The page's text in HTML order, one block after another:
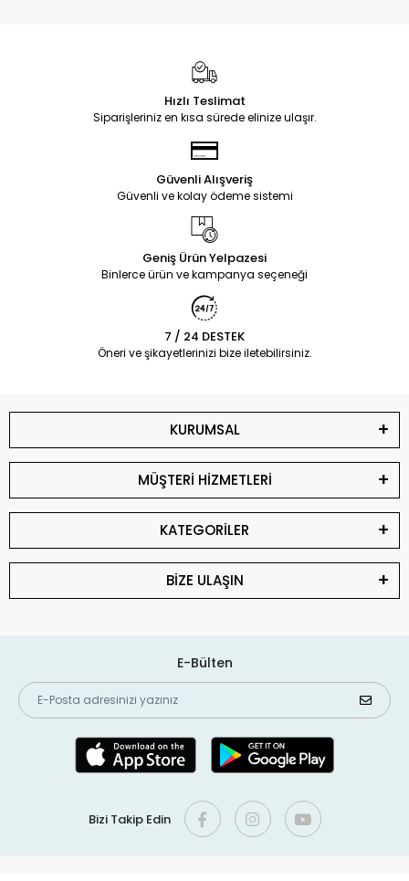
Hızlı Teslimat
Siparişleriniz en kısa sürede elinize ulaşır.
Güvenli Alışveriş
Güvenli ve kolay ödeme sistemi
Geniş Ürün Yelpazesi
Binlerce ürün ve kampanya seçeneği
7 / 24 DESTEK
Öneri ve şikayetlerinizi bize iletebilirsiniz.
KURUMSAL
MÜŞTERİ HİZMETLERİ
KATEGORİLER
BİZE ULAŞIN
E-Bülten
Bizi Takip Edin